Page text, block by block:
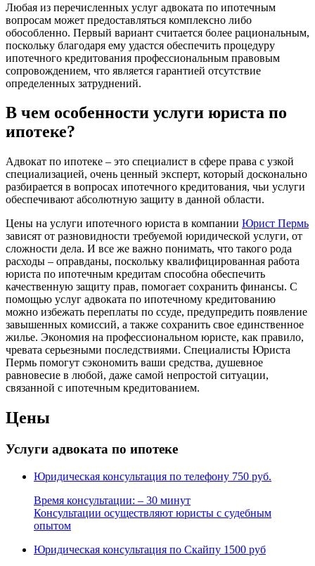
Любая из перечисленных услуг адвоката по ипотечным
вопросам может предоставляться комплексно либо
обособленно. Первый вариант считается более рациональным,
поскольку благодаря ему удастся обеспечить процедуру
ипотечного кредитования профессиональным правовым
сопровождением, что является гарантией отсутствие
определенных затруднений.
В чем особенности услуги юриста по
ипотеке?
Адвокат по ипотеке – это специалист в сфере права с узкой
специализацией, очень ценный эксперт, который досконально
разбирается в вопросах ипотечного кредитования, чьи услуги
обеспечивают абсолютную защиту в данной области.
Цены на услуги ипотечного юриста в компании Юрист Пермь
зависят от разновидности требуемой юридической услуги, от
сложности дела. И все же важно понимать, что такого рода
расходы – оправданы, поскольку квалифицированная работа
юриста по ипотечным кредитам способна обеспечить
качественную защиту прав, помогает сохранить финансы. С
помощью услуг адвоката по ипотечному кредитованию
можно избежать переплаты по ссуде, предупредить появление
завышенных комиссий, а также сохранить свое единственное
жилье. Экономия на профессиональном юристе, как правило,
чревата серьезными последствиями. Специалисты Юриста
Пермь помогут сэкономить ваши средства, душевное
равновесие в любой, даже самой непростой ситуации,
связанной с ипотечным кредитованием.
Цены
Услуги адвоката по ипотеке
Юридическая консультация по телефону 750 руб.
Время консультации: – 30 минут
Консультации осуществляют юристы с судебным
опытом
Юридическая консультация по Скайпу 1500 руб